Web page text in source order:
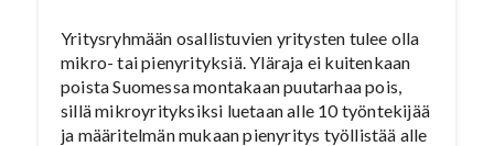
Yritysryhmään osallistuvien yritysten tulee olla
mikro- tai pienyrityksiä. Yläraja ei kuitenkaan
poista Suomessa montakaan puutarhaa pois,
sillä mikroyrityksiksi luetaan alle 10 työntekijää
ja määritelmän mukaan pienyritys työllistää alle